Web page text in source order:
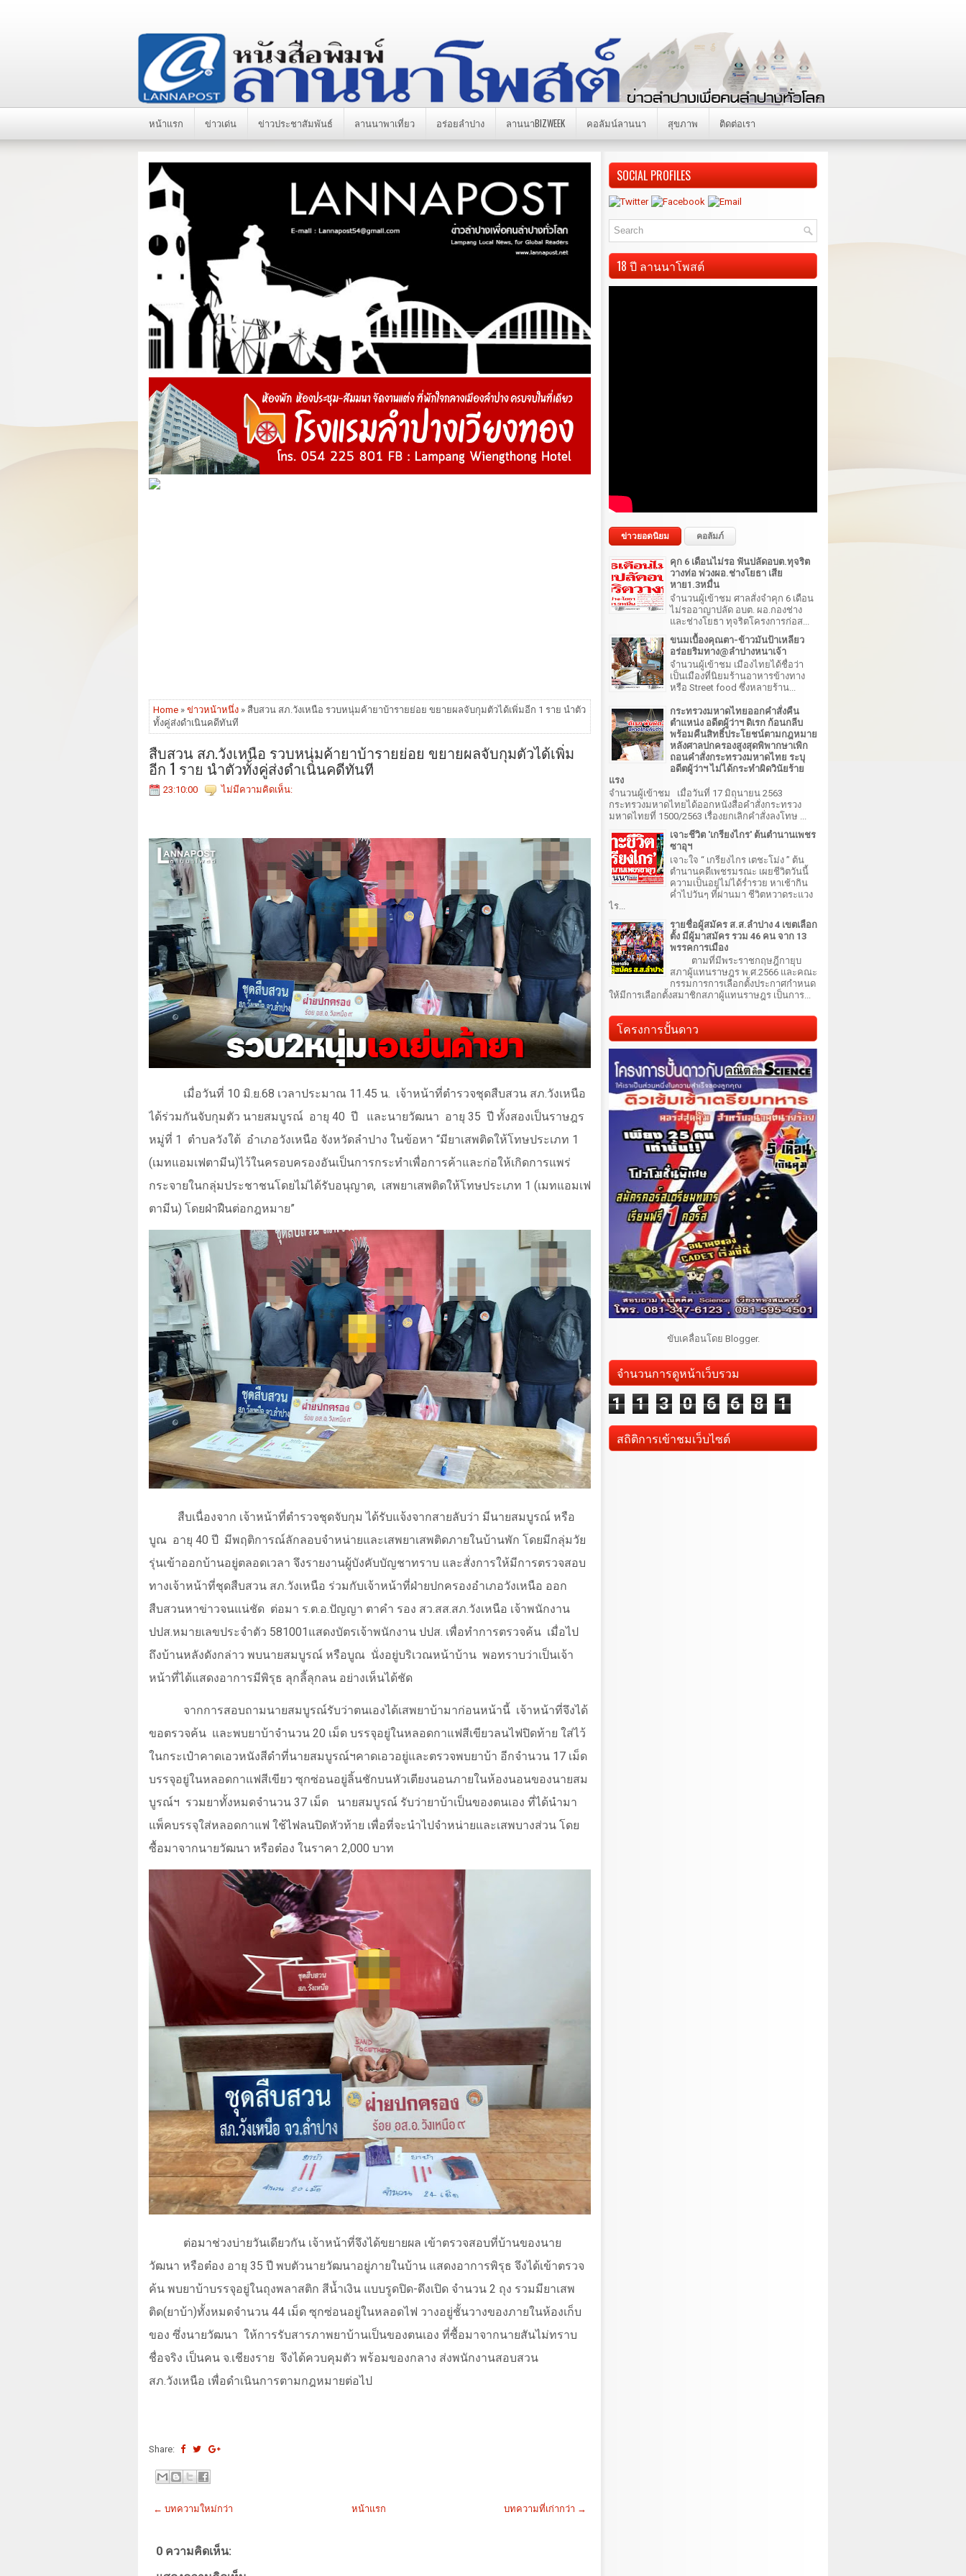
หน้าแรก ข่าวเด่น ข่าวประชาสัมพันธ์ ลานนาพาเที่ยว อร่อยลำปาง ลานนาBIZWEEK คอลัมน์ลานนา สุขภาพ ติดต่อเรา
Home » ข่าวหน้าหนึ่ง » สืบสวน สภ.วังเหนือ รวบหนุ่มค้ายาบ้ารายย่อย ขยายผลจับกุมตัวได้เพิ่มอีก 1 ราย นำตัว
ทั้งคู่ส่งดำเนินคดีทันที
สืบสวน สภ.วังเหนือ รวบหนุ่มค้ายาบ้ารายย่อย ขยายผลจับกุมตัวได้เพิ่ม
อีก 1 ราย นำตัวทั้งคู่ส่งดำเนินคดีทันที
23:10:00 ไม่มีความคิดเห็น:
เมื่อวันที่ 10 มิ.ย.68 เวลาประมาณ 11.45 น. เจ้าหน้าที่ตำรวจชุดสืบสวน สภ.วังเหนือ
ได้ร่วมกันจับกุมตัว นายสมบูรณ์ อายุ 40 ปี และนายวัฒนา อายุ 35 ปี ทั้งสองเป็นราษฎร
หมู่ที่ 1
ตำบลวังใต้ อำเภอวังเหนือ จังหวัดลำปาง ในข้อหา “มียาเสพติดให้โทษประเภท 1
(เมทแอมเฟตามีน)ไว้ในครอบครองอันเป็นการกระทำเพื่อการค้าและก่อให้เกิดการแพร่
กระจายในกลุ่มประชาชนโดยไม่ได้รับอนุญาต, เสพยาเสพติดให้โทษประเภท 1 (เมทแอมเฟ
ตามีน) โดยฝ่าฝืนต่อกฎหมาย”
สืบเนื่องจาก เจ้าหน้าที่ตำรวจชุดจับกุม ได้รับแจ้งจากสายลับว่า มีนายสมบูรณ์ หรือ
บูณ อายุ 40 ปี มีพฤติการณ์ลักลอบจำหน่ายและเสพยาเสพติดภายในบ้านพัก โดยมีกลุ่มวัย
รุ่นเข้าออกบ้านอยู่ตลอดเวลา จึงรายงานผู้บังคับบัญชาทราบ และสั่งการให้มีการตรวจสอบ
ทางเจ้าหน้าที่ชุดสืบสวน สภ.วังเหนือ ร่วมกับเจ้าหน้าที่ฝ่ายปกครองอำเภอวังเหนือ ออก
สืบสวนหาข่าวจนแน่ชัด ต่อมา ร.ต.อ.ปัญญา ตาคำ รอง สว.สส.สภ.วังเหนือ เจ้าพนักงาน
ปปส.หมายเลขประจำตัว 581001แสดงบัตรเจ้าพนักงาน ปปส. เพื่อทำการตรวจค้น เมื่อไป
ถึงบ้านหลังดังกล่าว พบนายสมบูรณ์ หรือบูณ นั่งอยู่บริเวณหน้าบ้าน พอทราบว่าเป็นเจ้า
หน้าที่ได้แสดงอาการมีพิรุธ ลุกลี้ลุกลน อย่างเห็นได้ชัด
จากการสอบถามนายสมบูรณ์รับว่าตนเองได้เสพยาบ้ามาก่อนหน้านี้ เจ้าหน้าที่จึงได้
ขอตรวจค้น และพบยาบ้าจำนวน 20 เม็ด บรรจุอยู่ในหลอดกาแฟสีเขียวลนไฟปิดท้าย ใส่ไว้
ในกระเป๋าคาดเอวหนังสีดำที่นายสมบูรณ์ฯคาดเอวอยู่และตรวจพบยาบ้า อีกจำนวน 17 เม็ด
บรรจุอยู่ในหลอดกาแฟสีเขียว ซุกซ่อนอยู่ลิ้นชักบนหัวเตียงนอนภายในห้องนอนของนายสม
บูรณ์ฯ รวมยาทั้งหมดจำนวน 37 เม็ด
นายสมบูรณ์ รับว่ายาบ้าเป็นของตนเอง ที่ได้นำมา
แพ็คบรรจุใส่หลอดกาแฟ ใช้ไฟลนปิดหัวท้าย เพื่อที่จะนำไปจำหน่ายและเสพบางส่วน โดย
ซื้อมาจากนายวัฒนา หรือต๋อง ในราคา 2,000 บาท
ต่อมาช่วงบ่ายวันเดียวกัน เจ้าหน้าที่จึงได้ขยายผล เข้าตรวจสอบที่บ้านของนาย
วัฒนา หรือต๋อง อายุ 35 ปี พบตัวนายวัฒนาอยู่ภายในบ้าน แสดงอาการพิรุธ จึงได้เข้าตรวจ
ค้น พบยาบ้าบรรจุอยู่ในถุงพลาสติก สีน้ำเงิน แบบรูดปิด-ดึงเปิด จำนวน 2 ถุง รวมมียาเสพ
ติด(ยาบ้า)ทั้งหมดจำนวน 44 เม็ด ซุกซ่อนอยู่ในหลอดไฟ วางอยู่ชั้นวางของภายในห้องเก็บ
ของ ซึ่งนายวัฒนา ให้การรับสารภาพยาบ้านเป็นของตนเอง ที่ซื้อมาจากนายสันไม่ทราบ
ชื่อจริง เป็นคน จ.เชียงราย จึงได้ควบคุมตัว พร้อมของกลาง ส่งพนักงานสอบสวน
สภ.วังเหนือ เพื่อดำเนินการตามกฎหมายต่อไป
Share:
← บทความใหม่กว่า บทความที่เก่ากว่า →
หน้าแรก
0 ความคิดเห็น:
SOCIAL PROFILES
18 ปี ลานนาโพสต์
ข่าวยอดนิยม คอลัมภ์
คุก 6 เดือนไม่รอ ฟันปลัดอบต.ทุจริต
วางท่อ พ่วงผอ.ช่างโยธา เสีย
หาย1.3หมื่น
จำนวนผู้เข้าชม ศาลสั่งจำคุก 6 เดือน
ไม่รออาญาปลัด อบต. ผอ.กองช่าง
และช่างโยธา ทุจริตโครงการก่อส...
ขนมเบื้องคุณตา-ข้าวมันป้าเหลียว
อร่อยริมทาง@ลำปางหนาเจ้า
จำนวนผู้เข้าชม เมืองไทยได้ชื่อว่า
เป็นเมืองที่นิยมร้านอาหารข้างทาง
หรือ Street food ซึ่งหลายร้าน...
กระทรวงมหาดไทยออกคำสั่งคืน
ตำแหน่ง อดีตผู้ว่าฯ ดิเรก ก้อนกลีบ
พร้อมคืนสิทธิ์ประโยชน์ตามกฎหมาย
หลังศาลปกครองสูงสุดพิพากษาเพิก
ถอนคำสั่งกระทรวงมหาดไทย ระบุ
อดีตผู้ว่าฯ ไม่ได้กระทำผิดวินัยร้าย
แรง
จำนวนผู้เข้าชม เมื่อวันที่ 17 มิถุนายน 2563
กระทรวงมหาดไทยได้ออกหนังสือคำสั่งกระทรวง
มหาดไทยที่ 1500/2563 เรื่องยกเลิกคำสั่งลงโทษ ...
เจาะชีวิต 'เกรียงไกร' ต้นตำนานเพชร
ซาอุฯ
เจาะใจ “ เกรียงไกร เตชะโม่ง ” ต้น
ตำนานคดีเพชรมรณะ เผยชีวิตวันนี้
ความเป็นอยู่ไม่ได้ร่ำรวย หาเช้ากิน
ค่ำไปวันๆ ที่ผ่านมา ชีวิตหวาดระแวง
ไร...
รายชื่อผู้สมัคร ส.ส.ลำปาง 4 เขตเลือก
ตั้ง มีผู้มาสมัคร รวม 46 คน จาก 13
พรรคการเมือง
ตามที่มีพระราชกฤษฎีกายุบ
สภาผู้แทนราษฎร พ.ศ.2566 และคณะ
กรรมการการเลือกตั้งประกาศกำหนด
ให้มีการเลือกตั้งสมาชิกสภาผู้แทนราษฎร เป็นการ...
โครงการปั้นดาว
ขับเคลื่อนโดย Blogger.
จำนวนการดูหน้าเว็บรวม
1 1 3 0 6 6 8 1
สถิติการเข้าชมเว็บไซต์